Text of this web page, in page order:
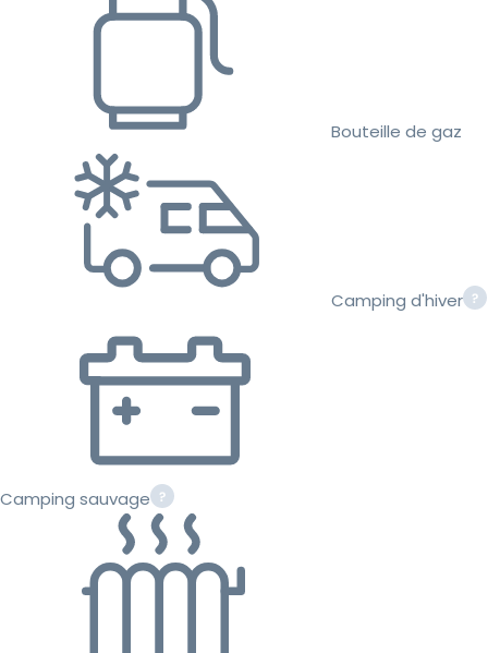
Bouteille de gaz
Camping d'hiver
Camping sauvage